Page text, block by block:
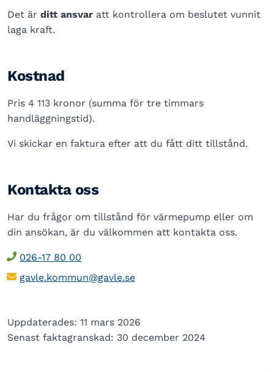
Det är ditt ansvar att kontrollera om beslutet vunnit
laga kraft.
Kostnad
Pris 4 113 kronor (summa för tre timmars
handläggningstid).
Vi skickar en faktura efter att du fått ditt tillstånd.
Kontakta oss
Har du frågor om tillstånd för värmepump eller om
din ansökan, är du välkommen att kontakta oss.
026-17 80 00
gavle.kommun@gavle.se
Uppdaterades: 11 mars 2026
Senast faktagranskad: 30 december 2024